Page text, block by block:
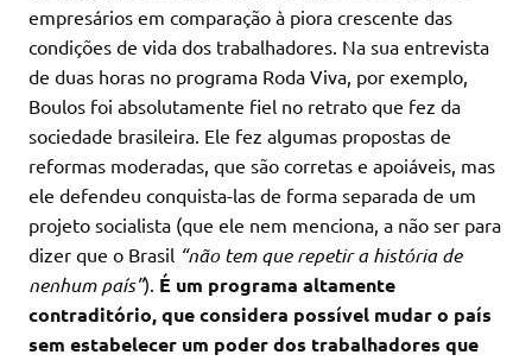
empresários em comparação à piora crescente das
condições de vida dos trabalhadores. Na sua entrevista
de duas horas no programa Roda Viva, por exemplo,
Boulos foi absolutamente fiel no retrato que fez da
sociedade brasileira. Ele fez algumas propostas de
reformas moderadas, que são corretas e apoiáveis, mas
ele defendeu conquista-las de forma separada de um
projeto socialista (que ele nem menciona, a não ser para
dizer que o Brasil “não tem que repetir a história de
nenhum país”). É um programa altamente
contraditório, que considera possível mudar o país
sem estabelecer um poder dos trabalhadores que